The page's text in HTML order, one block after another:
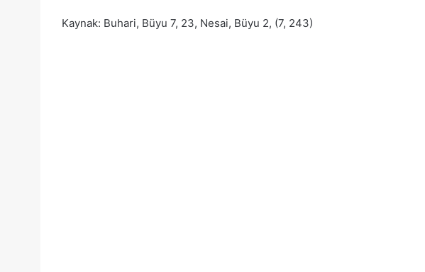
Kaynak: Buhari, Büyu 7, 23, Nesai, Büyu 2, (7, 243)